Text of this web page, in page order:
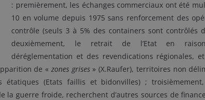
: premièrement, les échanges commerciaux ont été
10 en volume depuis 1975 sans renforcement des
contrôle (seuls 3 à 5% des containers sont contrôlés
deuxièmement, le retrait de l’Etat en
déréglementation et des revendications régionales,
de « zones grises» (X.Raufer), territoires non
étatiques (Etats faillis et bidonvilles) ;
la guerre froide, recherchent d’autres sources de